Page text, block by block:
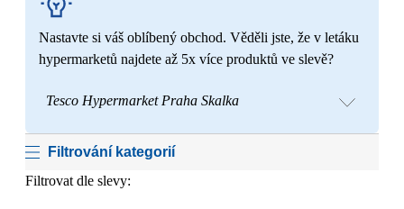
Nastavte si váš oblíbený obchod. Věděli jste, že v letáku
hypermarketů najdete až 5x více produktů ve slevě?
Tesco Hypermarket Praha Skalka
Filtrování kategorií
Filtrovat dle slevy: